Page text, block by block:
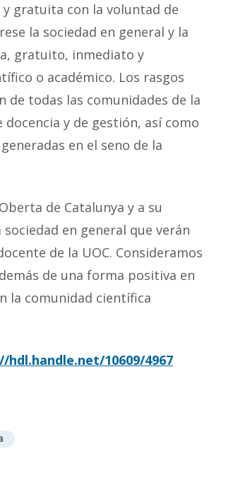
gratuita con la voluntad de
la sociedad en general y la
gratuito, inmediato y
o académico. Los rasgos
todas las comunidades de la
y de gestión, así como
en el seno de la
de Catalunya y a su
en general que verán
de la UOC. Consideramos
de una forma positiva en
la comunidad científica
hdl.handle.net/10609/4967